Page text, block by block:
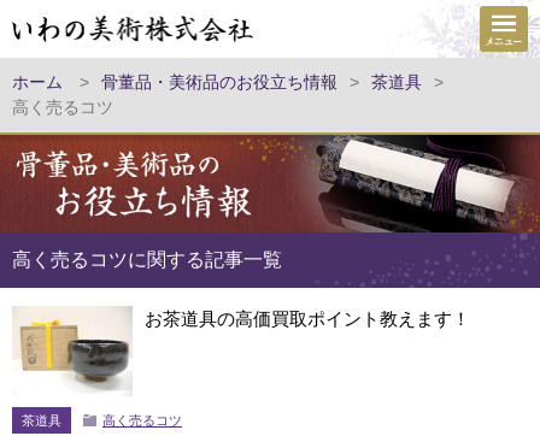
ホーム > 骨董品・美術品のお役立ち情報 > 茶道具
>
高く売るコツ
高く売るコツに関する記事一覧
お茶道具の高価買取ポイント教えます！
茶道具 高く売るコツ